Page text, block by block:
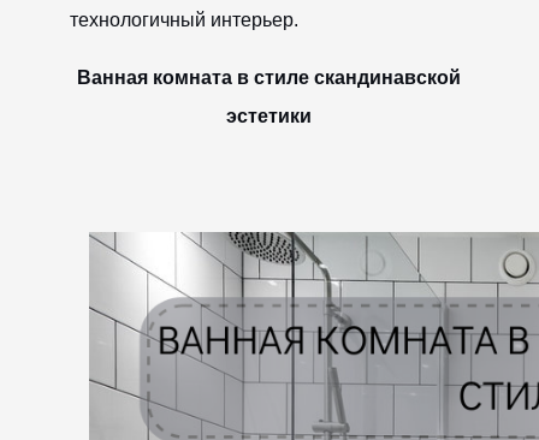
технологичный интерьер.
Ванная комната в стиле скандинавской
эстетики